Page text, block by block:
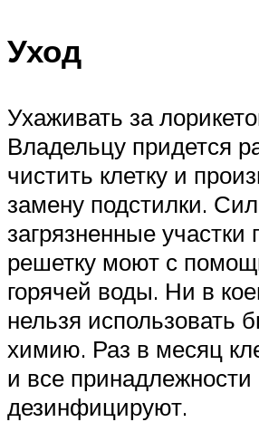
Уход
Ухаживать за
Владельцу придется
чистить клетку и
замену подстилки.
загрязненные участки
решетку моют с
горячей воды. Ни в
нельзя использовать
химию. Раз в месяц
и все принадлежности
дезинфицируют.